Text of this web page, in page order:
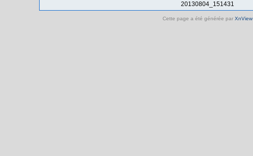
20130804_151431
Cette page a été générée par XnView